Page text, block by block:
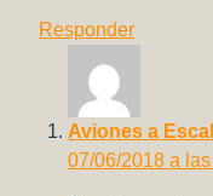
Responder
Aviones a
07/06/2018 a